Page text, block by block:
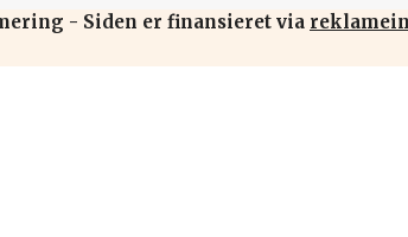
- Siden er finansieret via